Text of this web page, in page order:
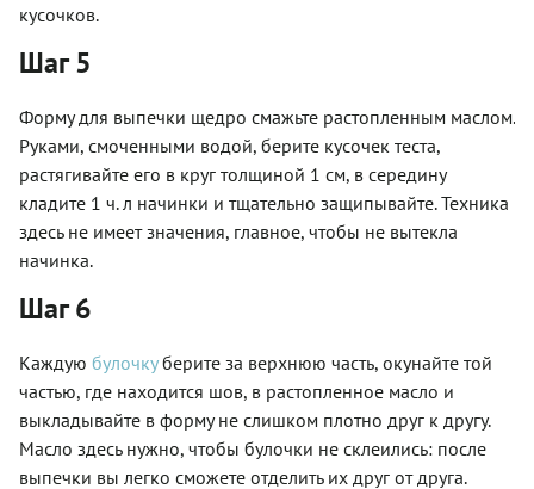
кусочков.
Шаг 5
Форму для выпечки щедро смажьте растопленным маслом.
Руками, смоченными водой, берите кусочек теста,
растягивайте его в круг толщиной 1 см, в середину
кладите 1 ч. л начинки и тщательно защипывайте. Техника
здесь не имеет значения, главное, чтобы не вытекла
начинка.
Шаг 6
Каждую булочкуберите за верхнюю часть, окунайте той
частью, где находится шов, в растопленное масло и
выкладывайте в форму не слишком плотно друг к другу.
Масло здесь нужно, чтобы булочки не склеились: после
выпечки вы легко сможете отделить их друг от друга.